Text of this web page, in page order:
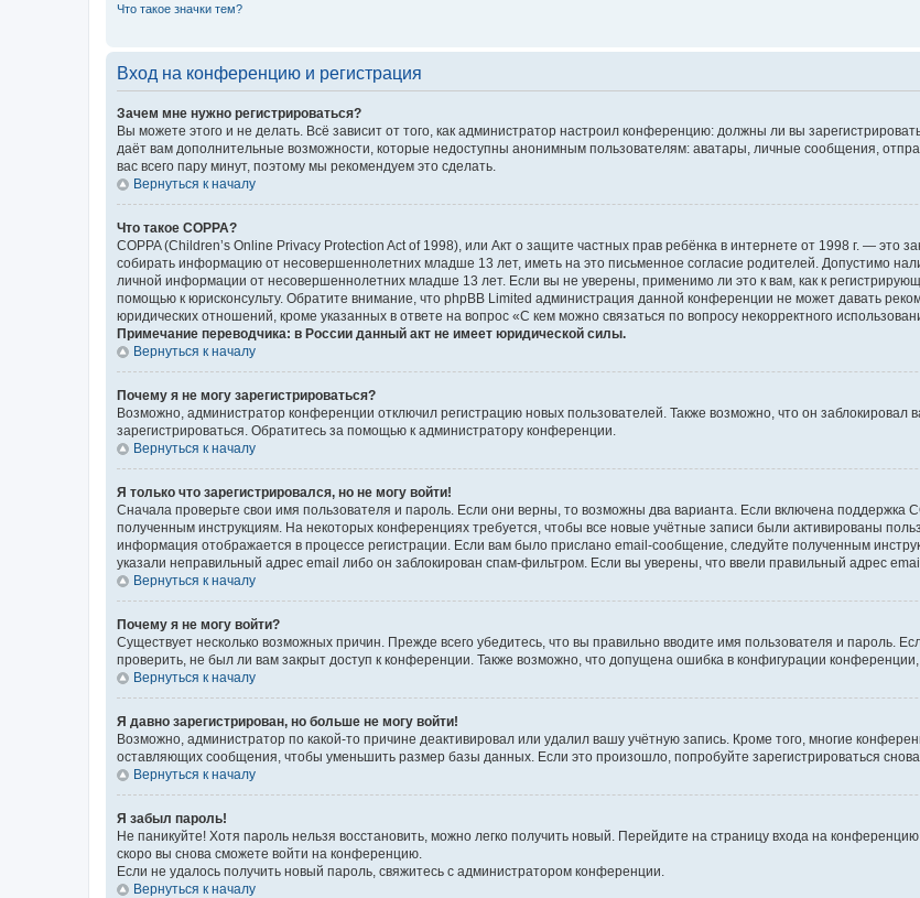
Что такое значки тем?
Вход на конференцию и регистрация
Зачем мне нужно регистрироваться?
Вы можете этого и не делать. Всё зависит от того, как администратор настроил конференцию: должны ли вы
даёт вам дополнительные возможности, которые недоступны анонимным пользователям: аватары, личные сообщения,
вас всего пару минут, поэтому мы рекомендуем это сделать.
Вернуться к началу
Что такое COPPA?
COPPA (Children’s Online Privacy Protection Act of 1998), или Акт о защите частных прав ребёнка в интернете от 1998 г. — это
собирать информацию от несовершеннолетних младше 13 лет, иметь на это письменное согласие родителей. Допустимо
личной информации от несовершеннолетних младше 13 лет. Если вы не уверены, применимо ли это к вам, как к
помощью к юрисконсульту. Обратите внимание, что phpBB Limited администрация данной конференции не может давать
юридических отношений, кроме указанных в ответе на вопрос «С кем можно связаться по вопросу некорректного
Примечание переводчика: в России данный акт не имеет юридической силы.
Вернуться к началу
Почему я не могу зарегистрироваться?
Возможно, администратор конференции отключил регистрацию новых пользователей. Также возможно, что он
зарегистрироваться. Обратитесь за помощью к администратору конференции.
Вернуться к началу
Я только что зарегистрировался, но не могу войти!
Сначала проверьте свои имя пользователя и пароль. Если они верны, то возможны два варианта. Если включена поддержка
полученным инструкциям. На некоторых конференциях требуется, чтобы все новые учётные записи были активированы
информация отображается в процессе регистрации. Если вам было прислано email-сообщение, следуйте полученным
указали неправильный адрес email либо он заблокирован спам-фильтром. Если вы уверены, что ввели правильный адрес
Вернуться к началу
Почему я не могу войти?
Существует несколько возможных причин. Прежде всего убедитесь, что вы правильно вводите имя пользователя и пароль.
проверить, не был ли вам закрыт доступ к конференции. Также возможно, что допущена ошибка в конфигурации
Вернуться к началу
Я давно зарегистрирован, но больше не могу войти!
Возможно, администратор по какой-то причине деактивировал или удалил вашу учётную запись. Кроме того, многие
оставляющих сообщения, чтобы уменьшить размер базы данных. Если это произошло, попробуйте зарегистрироваться снова
Вернуться к началу
Я забыл пароль!
Не паникуйте! Хотя пароль нельзя восстановить, можно легко получить новый. Перейдите на страницу входа на
скоро вы снова сможете войти на конференцию.
Если не удалось получить новый пароль, свяжитесь с администратором конференции.
Вернуться к началу